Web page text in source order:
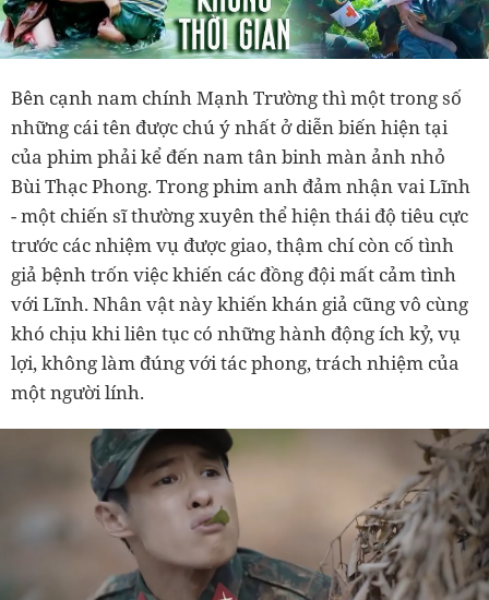
Bên cạnh nam chính Mạnh Trường thì một trong số
những cái tên được chú ý nhất ở diễn biến hiện tại
của phim phải kể đến nam tân binh màn ảnh nhỏ
Bùi Thạc Phong. Trong phim anh đảm nhận vai Lĩnh
- một chiến sĩ thường xuyên thể hiện thái độ tiêu cực
trước các nhiệm vụ được giao, thậm chí còn cố tình
giả bệnh trốn việc khiến các đồng đội mất cảm tình
với Lĩnh. Nhân vật này khiến khán giả cũng vô cùng
khó chịu khi liên tục có những hành động ích kỷ, vụ
lợi, không làm đúng với tác phong, trách nhiệm của
một người lính.